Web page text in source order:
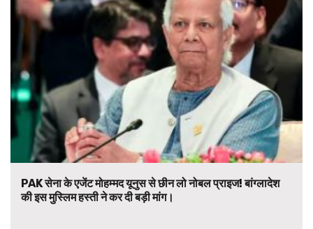
PAK सेना के एजेंट मोहम्मद यूनुस से छीन लो नोबल प्राइज! बांग्लादेश
की इस मुस्लिम हस्ती ने कर दी बड़ी मांग।